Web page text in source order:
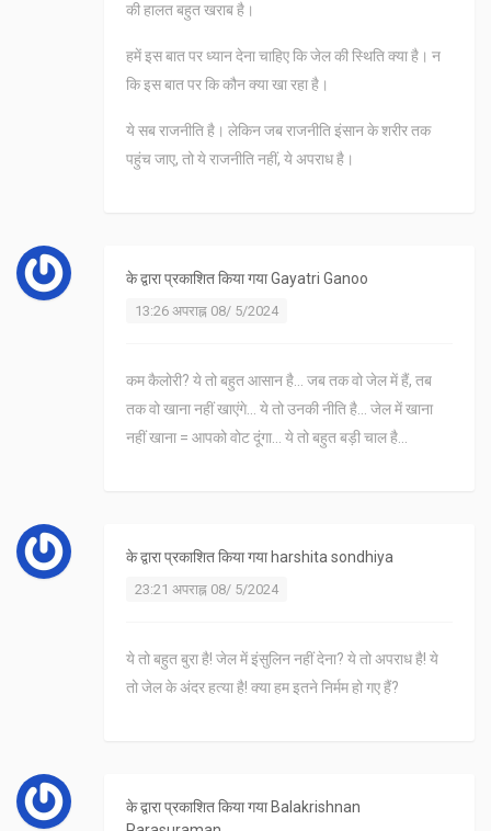
की हालत बहुत खराब है।
हमें इस बात पर ध्यान देना चाहिए कि जेल की स्थिति क्या है। न
कि इस बात पर कि कौन क्या खा रहा है।
ये सब राजनीति है। लेकिन जब राजनीति इंसान के शरीर तक
पहुंच जाए, तो ये राजनीति नहीं, ये अपराध है।
के द्वारा प्रकाशित किया गयाGayatri Ganoo
13:26 अपराह्न 08/ 5/2024
कम कैलोरी? ये तो बहुत आसान है... जब तक वो जेल में हैं, तब
तक वो खाना नहीं खाएंगे... ये तो उनकी नीति है... जेल में खाना
नहीं खाना = आपको वोट दूंगा... ये तो बहुत बड़ी चाल है...
के द्वारा प्रकाशित किया गया harshita sondhiya
23:21 अपराह्न 08/ 5/2024
ये तो बहुत बुरा है! जेल में इंसुलिन नहीं देना? ये तो अपराध है! ये
तो जेल के अंदर हत्या है! क्या हम इतने निर्मम हो गए हैं?
के द्वारा प्रकाशित किया गया Balakrishnan